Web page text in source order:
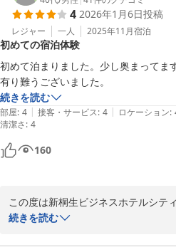
4 2026年1月6日投稿
レジャー 一人 2025年11月宿泊
初めての宿泊体験
初めて泊まりました。少し奥まってま
有り難うございました。
続きを読む
部屋: 4 | 接客・サービス: 4 | ロケーション:
清潔さ: 4
160
この度は新桐生ビジネスホテルシテ
ありがとうございました。機会がご
続きを読む